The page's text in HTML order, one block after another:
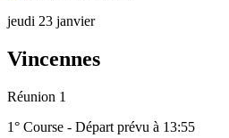
jeudi 23 janvier
Vincennes
Réunion 1
1° Course - Départ prévu à 13:55